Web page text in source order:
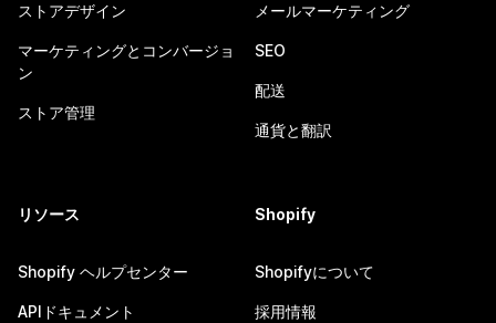
ストアデザイン
マーケティングとコンバージョ
ン
ストア管理
メールマーケティング
SEO
配送
通貨と翻訳
リソース
Shopify ヘルプセンター
APIドキュメント
Shopify
Shopifyについて
採用情報